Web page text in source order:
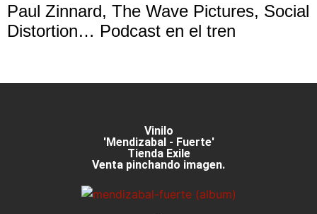
Paul Zinnard, The Wave Pictures, Social
Distortion… Podcast en el tren
Vinilo
'Mendizabal - Fuerte'
Tienda Exile
Venta pinchando imagen.